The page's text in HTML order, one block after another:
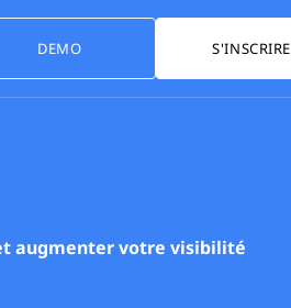
DEMO S'INSCRIRE
augmenter votre visibilité